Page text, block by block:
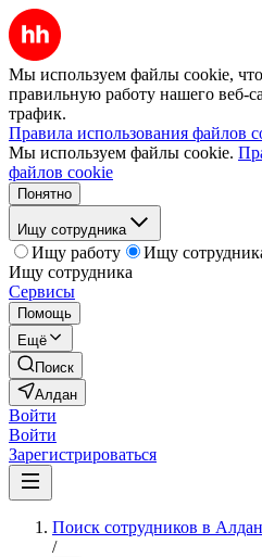
Мы используем файлы cookie,
правильную работу нашего веб-
трафик.
Правила использования файлов
Мы используем файлы cookie.
файлов cookie
Понятно
Ищу сотрудника
Ищу работу
Ищу
Ищу сотрудника
Сервисы
Помощь
Ещё
Поиск
Алдан
Войти
Войти
Зарегистрироваться
Поиск сотрудников в
/